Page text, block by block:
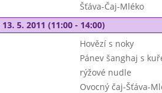
Šťáva-Čaj-Mléko
5. 2011 (11:00 - 14:00)
Hovězí s noky
Pánev šanghaj s
rýžové nudle
Ovocný čaj-Šťáva-